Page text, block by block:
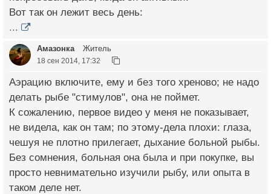
Вот так он лежит весь день:
...
Амазонка Житель
18 сен 2014, 17:32
Аэрацию включите, ему и без того хреново; не надо
делать рыбе "стимулов", она не поймет.
К сожалению, первое видео у меня не показывает,
не видела, как он там; по этому-дела плохи: глаза,
чешуя не плотно прилегает, дыхание больной рыбы.
Без сомнения, больная она была и при покупке, вы
просто невнимательно изучили рыбу, или опыта в
таком деле нет.